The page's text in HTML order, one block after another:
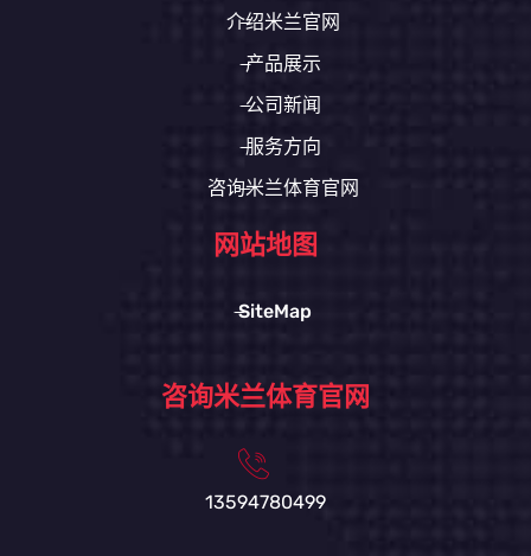
介绍米兰官网
产品展示
公司新闻
服务方向
咨询米兰体育官网
网站地图
SiteMap
咨询米兰体育官网
13594780499